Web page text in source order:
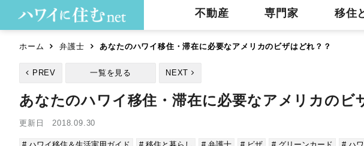
不動産 専門家 移住
ホーム 弁護士 あなたのハワイ移住・滞在に必要なアメリカのビザはどれ？？
PREV 一覧を見る NEXT
あなたのハワイ移住・滞在に必要なアメリカの
更新日 2018.09.30